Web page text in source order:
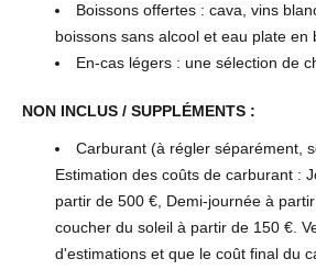
Boissons offertes : cava, vins
boissons sans alcool et eau plate en
En-cas légers : une sélection de
NON INCLUS / SUPPLÉMENTS :
Carburant (à régler séparément,
Estimation des coûts de carburant :
partir de 500 €, Demi-journée à
coucher du soleil à partir de 150 €.
d'estimations et que le coût final du